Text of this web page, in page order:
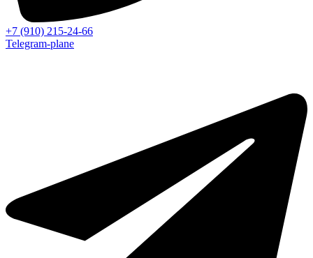
+7 (910) 215-24-66
Telegram-plane